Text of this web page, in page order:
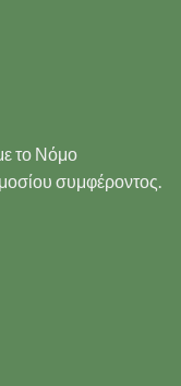
το Νόμο
συμφέροντος.